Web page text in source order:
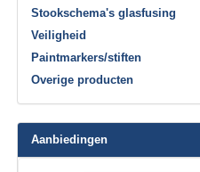
Stookschema's glasfusing
Veiligheid
Paintmarkers/stiften
Overige producten
Aanbiedingen